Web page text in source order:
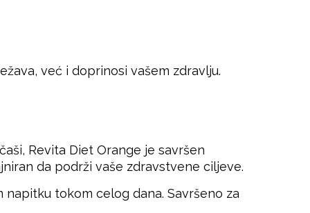
već i doprinosi vašem zdravlju.
Revita Diet Orange je savršen
da podrži vaše zdravstvene ciljeve.
tokom celog dana. Savršeno za